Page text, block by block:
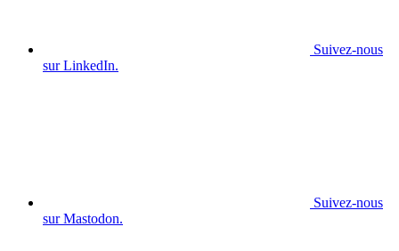
Suivez-nous
sur LinkedIn.
Suivez-nous
sur Mastodon.